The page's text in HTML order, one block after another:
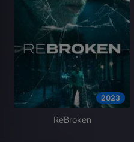
2023
ReBroken